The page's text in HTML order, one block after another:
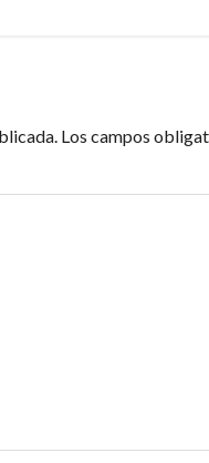
Los campos